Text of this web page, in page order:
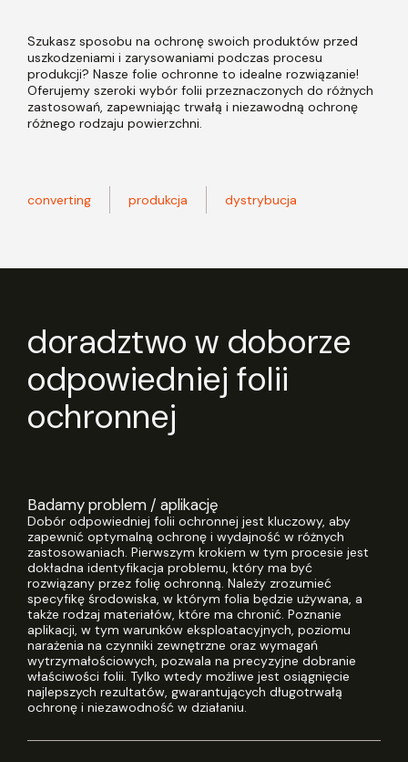
Szukasz sposobu na ochronę swoich produktów przed
uszkodzeniami i zarysowaniami podczas procesu
produkcji? Nasze folie ochronne to idealne rozwiązanie!
Oferujemy szeroki wybór folii przeznaczonych do różnych
zastosowań, zapewniając trwałą i niezawodną ochronę
różnego rodzaju powierzchni.
converting produkcja dystrybucja
doradztwo w doborze
odpowiedniej folii
ochronnej
Badamy problem / aplikację
Dobór odpowiedniej folii ochronnej jest kluczowy, aby
zapewnić optymalną ochronę i wydajność w różnych
zastosowaniach. Pierwszym krokiem w tym procesie jest
dokładna identyfikacja problemu, który ma być
rozwiązany przez folię ochronną. Należy zrozumieć
specyfikę środowiska, w którym folia będzie używana, a
także rodzaj materiałów, które ma chronić. Poznanie
aplikacji, w tym warunków eksploatacyjnych, poziomu
narażenia na czynniki zewnętrzne oraz wymagań
wytrzymałościowych, pozwala na precyzyjne dobranie
właściwości folii. Tylko wtedy możliwe jest osiągnięcie
najlepszych rezultatów, gwarantujących długotrwałą
ochronę i niezawodność w działaniu.